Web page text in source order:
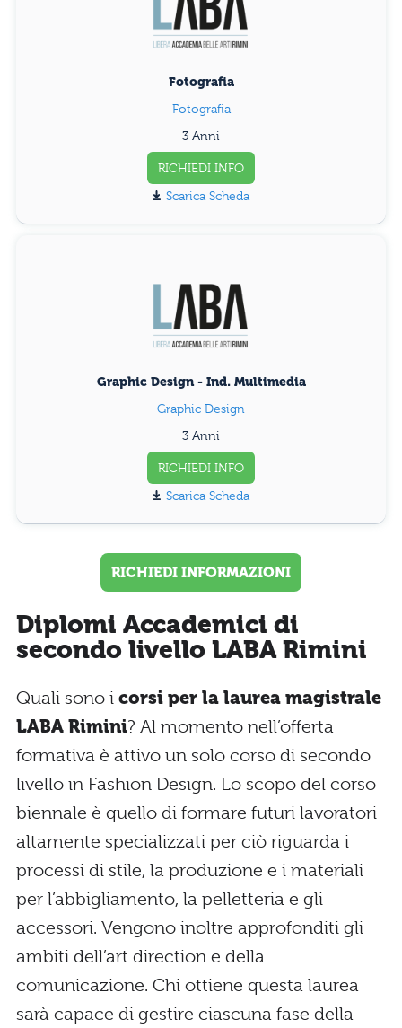
Fotografia
Fotografia
3 Anni
RICHIEDI INFO
Scarica Scheda
Graphic Design - Ind. Multimedia
Graphic Design
3 Anni
RICHIEDI INFO
Scarica Scheda
RICHIEDI INFORMAZIONI
Diplomi Accademici di
secondo livello LABA Rimini
Quali sono i corsi per la laurea magistrale
LABA Rimini? Al momento nell’offerta
formativa è attivo un solo corso di secondo
livello in Fashion Design. Lo scopo del corso
biennale è quello di formare futuri lavoratori
altamente specializzati per ciò riguarda i
processi di stile, la produzione e i materiali
per l’abbigliamento, la pelletteria e gli
accessori. Vengono inoltre approfonditi gli
ambiti dell’art direction e della
comunicazione. Chi ottiene questa laurea
sarà capace di gestire ciascuna fase della